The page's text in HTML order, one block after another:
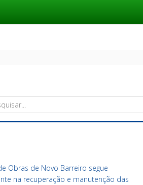
Obras de Novo Barreiro segue
na recuperação e manutenção das